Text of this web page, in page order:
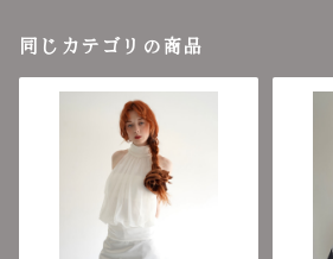
同じカテゴリの商品